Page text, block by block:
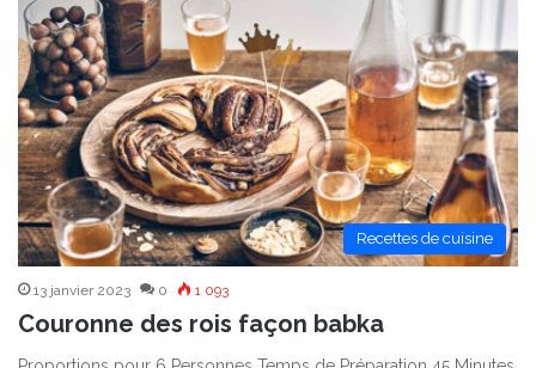
Recettes de cuisine
13 janvier 2023 0 1 093
Couronne des rois façon babka